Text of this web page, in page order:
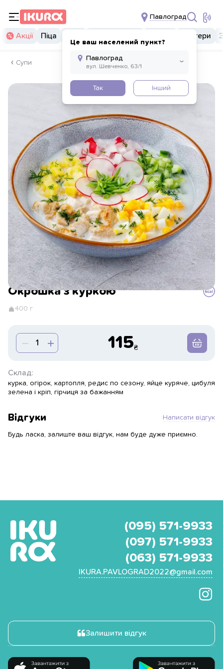
Павлоград
Це ваш населений пункт?
Так Інший
Акції Піца Бургери
Супи
Окрошка з куркою
400 г
115
Склад:
курка, огірок, картопля, редис по сезону, яйце куряче, цибуля
зелена і кріп, гірчиця за бажанням
Відгуки Написати відгук
Будь ласка, залиште ваш відгук, нам буде дуже приємно.
(095) 571-9933
(097) 571-9933
(063) 571-9933
IKURA.PAVLOGRAD2022@gmail.com
Залишити відгук